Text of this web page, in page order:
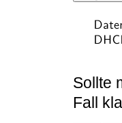
Sollte
Fall